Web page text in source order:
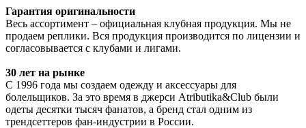
Гарантия оригинальности
Весь ассортимент – официальная клубная продукция. Мы не
продаем реплики. Вся продукция производится по лицензии и
согласовывается с клубами и лигами.
30 лет на рынке
С 1996 года мы создаем одежду и аксессуары для
болельщиков. За это время в джерси Atributika&Club были
одеты десятки тысяч фанатов, а бренд стал одним из
трендсеттеров фан-индустрии в России.